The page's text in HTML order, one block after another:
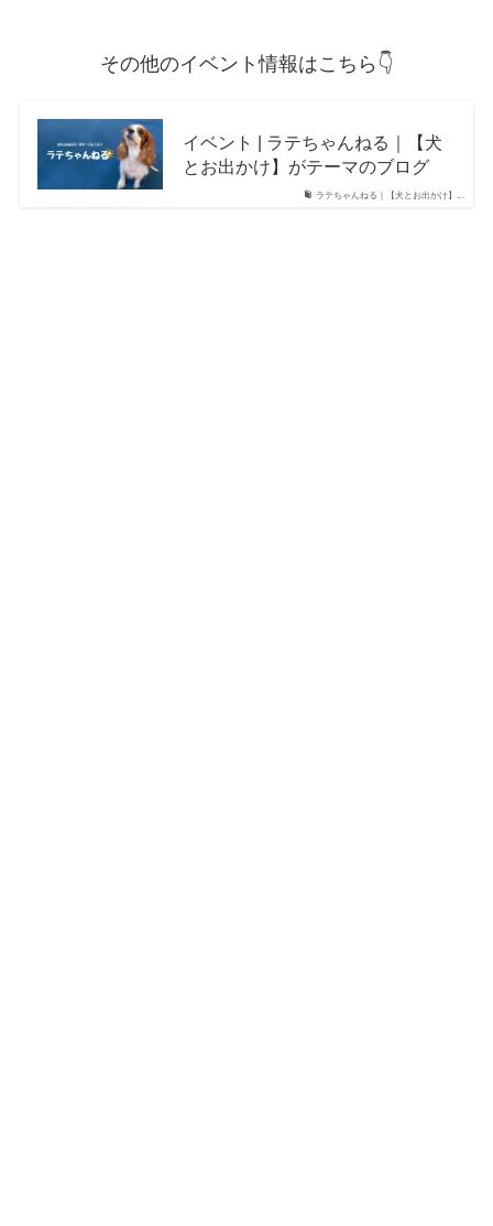
その他のイベント情報はこちら👇
ラテちゃんねる｜【犬とお出かけ】...
イベント | ラテちゃんねる｜【犬
とお出かけ】がテーマのブログ